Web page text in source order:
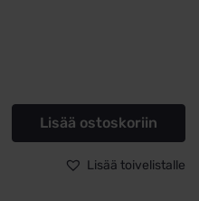
Lisää ostoskoriin
Lisää toivelistalle